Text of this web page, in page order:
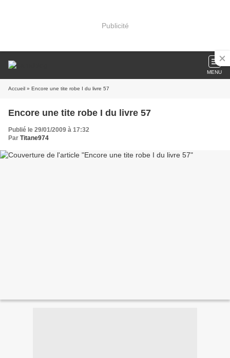
Publicité
MENU
Accueil » Encore une tite robe I du livre 57
Encore une tite robe I du livre 57
Publié le 29/01/2009 à 17:32
Par Titane974